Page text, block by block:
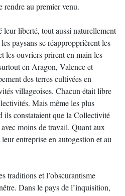
rendre au premier venu.
liberté, tout aussi naturellement
paysans se réappropprièrent les
les ouvriers prirent en main les
en Aragon, Valence et
des terres cultivées en
villageoises. Chacun était libre
Mais même les plus
ils constataient que la Collectivité
moins de travail. Quant aux
entreprise en autogestion et au
traditions et l’obscurantisme
Dans le pays de l’inquisition,